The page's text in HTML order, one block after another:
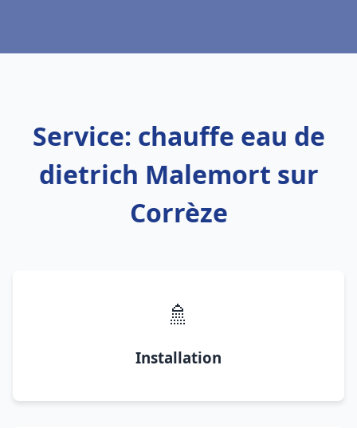
Service: chauffe eau de
dietrich Malemort sur
Corrèze
🚿
Installation